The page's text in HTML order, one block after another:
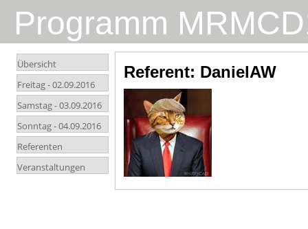
Programm
Übersicht
Freitag -02.09.2016
Samstag -03.09.2016
Sonntag -04.09.2016
Referenten
Veranstaltungen
Referent: DanielAW